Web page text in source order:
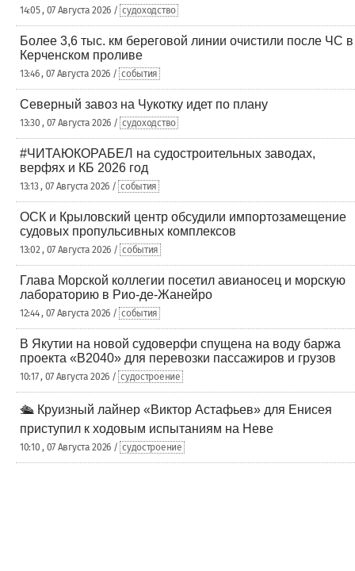
14:05 , 07 Августа 2026 / судоходство
Более 3,6 тыс. км береговой линии очистили после ЧС в
Керченском проливе
13:46 , 07 Августа 2026 / события
Северный завоз на Чукотку идет по плану
13:30 , 07 Августа 2026 / судоходство
#ЧИТАЮКОРАБЕЛ на судостроительных заводах,
верфях и КБ 2026 год
13:13 , 07 Августа 2026 / события
ОСК и Крыловский центр обсудили импортозамещение
судовых пропульсивных комплексов
13:02 , 07 Августа 2026 / события
Глава Морской коллегии посетил авианосец и морскую
лабораторию в Рио-де-Жанейро
12:44 , 07 Августа 2026 / события
В Якутии на новой судоверфи спущена на воду баржа
проекта «В2040» для перевозки пассажиров и грузов
10:17 , 07 Августа 2026 / судостроение
🛳️ Круизный лайнер «Виктор Астафьев» для Енисея
приступил к ходовым испытаниям на Неве
10:10 , 07 Августа 2026 / судостроение